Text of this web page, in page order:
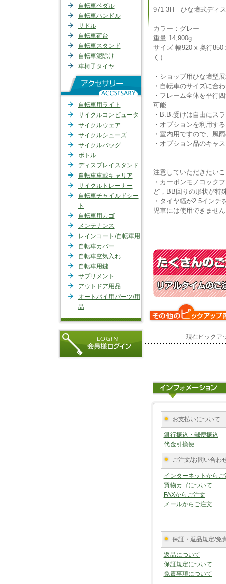
自転車ペダル
自転車ハンドル
サドル
自転車荷台
自転車スタンド
自転車泥除け
車椅子タイヤ
自転車用ライト
サイクルコンピュータ
サイクルウェア
サイクルシューズ
サイクルバッグ
ボトル
ディスプレイスタンド
自転車車載キャリア
サイクルトレーナー
自転車チャイルドシー
ト
自転車用カゴ
メンテナンス
レインコート/自転車用
自転車カバー
自転車空気入れ
自転車用鍵
サプリメント
アウトドア用品
オートバイ用パーツ/用
品
971-3H ひな壇式ディ
カラー：グレー
重量 14,900g
サイズ 幅920 x 奥行
く）
・ショップ用ひな壇型
・自転車のサイズに合
・フレーム全体を平行
可能
・B.B.受けは自由にス
・オプションを利用す
・室内用ですので、風
・オプション品のキャ
注意していただきたい
・カーボンモノコック
ど，BB回りの形状が特
・タイヤ幅が2.5インチ
児車には使用できませ
現在ピックア
お支払いについて
銀行振込・郵便振込
代金引換便
ご注文/お問い合わ
インターネットからご
買物カゴについて
FAXからご注文
メールからご注文
保証・返品規定/免
返品について
保証規定について
免責事項について